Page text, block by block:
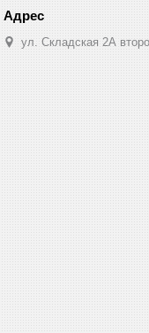
ул. Складская 2А